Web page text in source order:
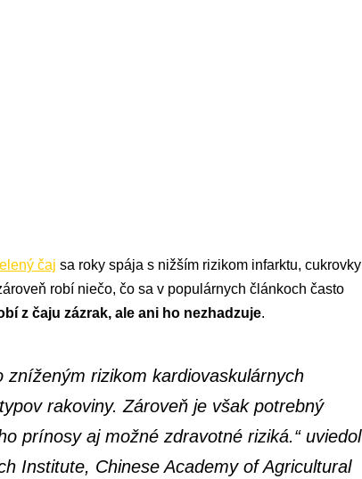
čaj sa roky spája s nižším rizikom infarktu, cukrovky
robí niečo, čo sa v populárnych článkoch často
z čaju zázrak, ale ani ho nezhadzuje.
zníženým rizikom kardiovaskulárnych
rakoviny. Zároveň je však potrebný
prínosy aj možné zdravotné riziká.“ uviedol
Institute, Chinese Academy of Agricultural